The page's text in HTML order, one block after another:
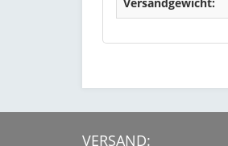
Versandgewicht:
VERSAND: